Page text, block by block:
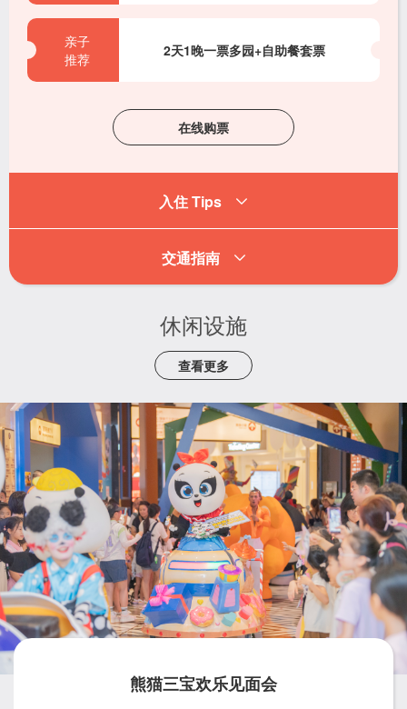
亲子
推荐
2天1晚一票多园+自助餐套票
在线购票
入住 Tips
交通指南
休闲设施
查看更多
熊猫三宝欢乐见面会